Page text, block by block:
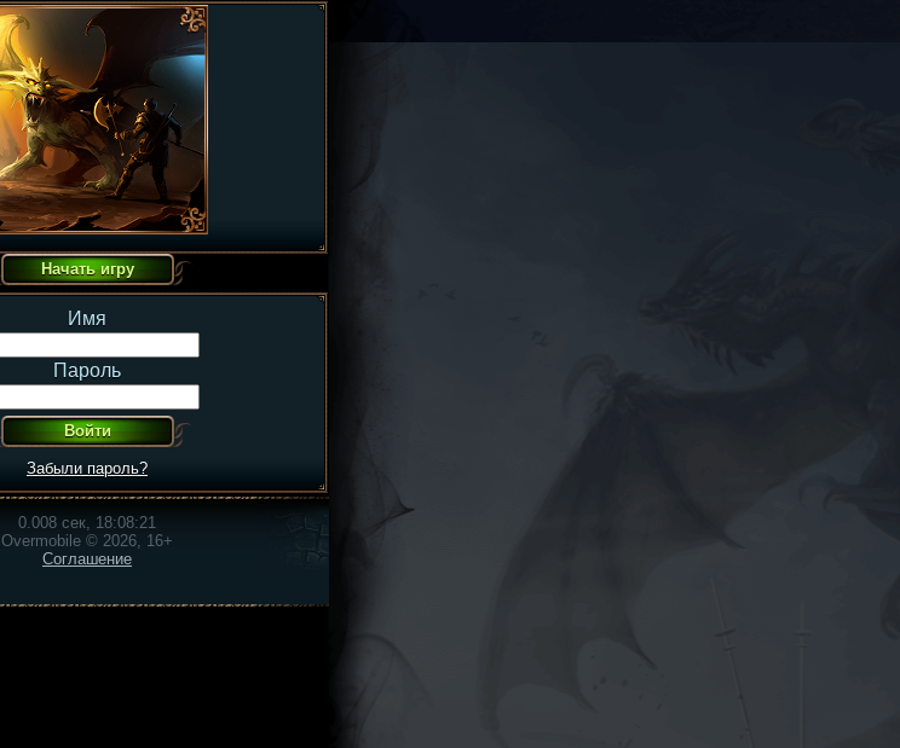
Имя
Пароль
Забыли пароль?
0.008 сек, 18:08:21
Overmobile © 2026, 16+
Соглашение